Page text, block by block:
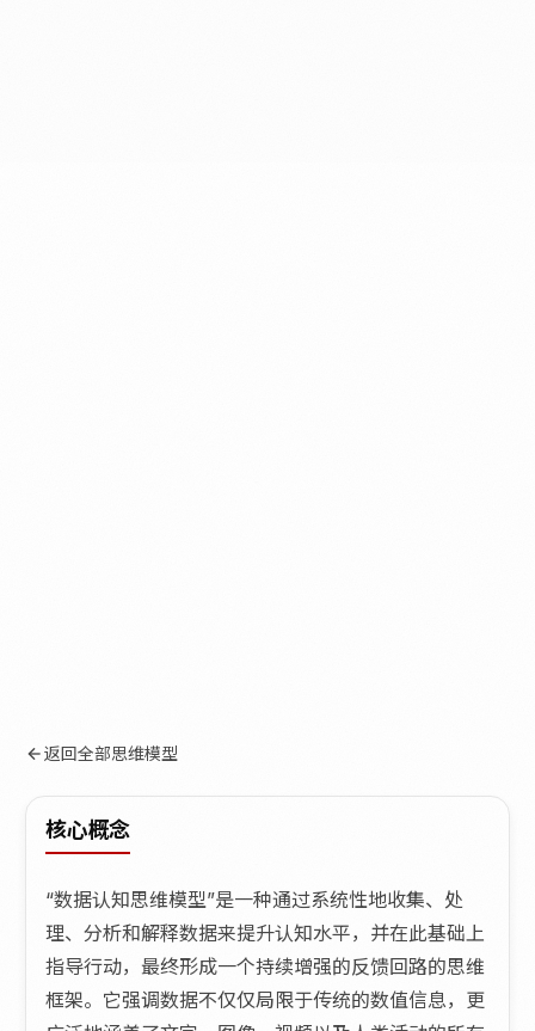
返回全部思维模型
核心概念
“数据认知思维模型”是一种通过系统性地收集、处
理、分析和解释数据来提升认知水平，并在此基础上
指导行动，最终形成一个持续增强的反馈回路的思维
框架。它强调数据不仅仅局限于传统的数值信息，更